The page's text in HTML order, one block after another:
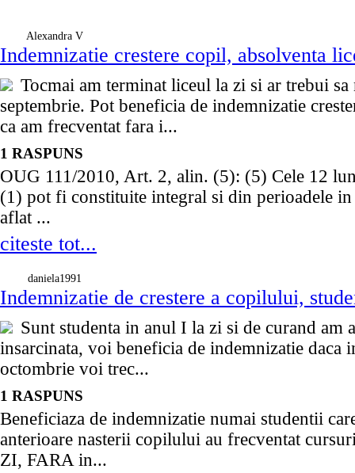
Alexandra V
Indemnizatie crestere copil, absolventa
Tocmai am terminat liceul la zi si ar trebui sa
septembrie. Pot beneficia de indemnizatie
ca am frecventat fara i...
1 RASPUNS
OUG 111/2010, Art. 2, alin. (5): (5) Cele 12
(1) pot fi constituite integral si din perioadele in
aflat ...
citeste tot...
daniela1991
Indemnizatie de crestere a copilului,
Sunt studenta in anul I la zi si de curand am
insarcinata, voi beneficia de indemnizatie daca
octombrie voi trec...
1 RASPUNS
Beneficiaza de indemnizatie numai studentii
anterioare nasterii copilului au frecventat
ZI, FARA in...